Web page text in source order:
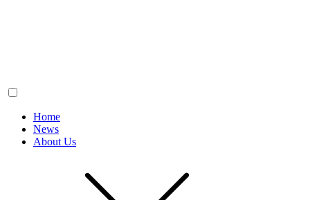
Home
News
About Us